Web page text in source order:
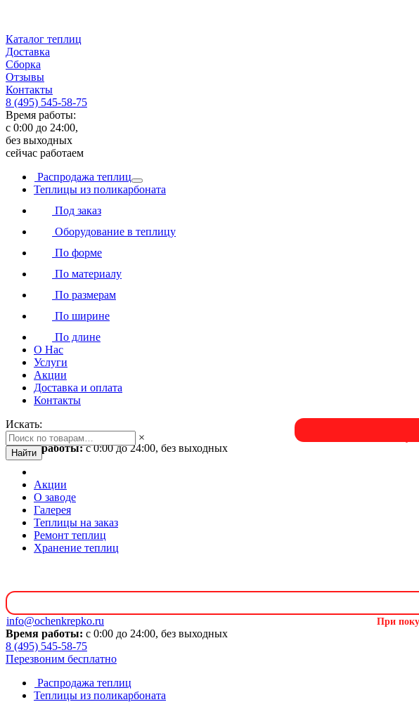
Каталог теплиц
Доставка
Сборка
Отзывы
Контакты
8 (495) 545-58-75
Время работы:
с 0:00 до 24:00,
без выходных
сейчас работаем
Распродажа теплиц
Теплицы из поликарбоната
Под заказ
Оборудование в теплицу
По форме
По материалу
По размерам
По ширине
По длине
О Нас
Услуги
Акции
Доставка и оплата
Контакты
Искать:
×
Найти
Время работы:с 0:00 до 24:00, без выходных
Акции
О заводе
Галерея
Теплицы на заказ
Ремонт теплиц
Хранение теплиц
При
info@ochenkrepko.ru
Время работы: с 0:00 до 24:00, без выходных
8 (495) 545-58-75
Перезвоним бесплатно
Распродажа теплиц
Теплицы из поликарбоната